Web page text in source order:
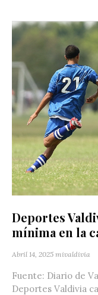
Deportes
mínima en la
Abril 14, 2025 mivaldivia
Fuente: Diario de
Deportes Valdivia